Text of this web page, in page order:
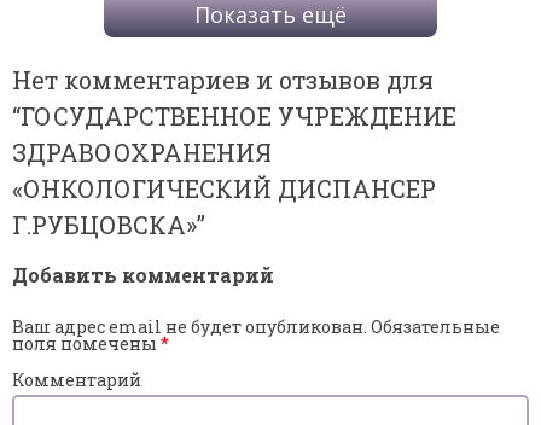
Показать ещё
Нет комментариев и отзывов для
“ГОСУДАРСТВЕННОЕ УЧРЕЖДЕНИЕ
ЗДРАВООХРАНЕНИЯ
«ОНКОЛОГИЧЕСКИЙ ДИСПАНСЕР
Г.РУБЦОВСКА»”
Добавить комментарий
Ваш адрес email не будет опубликован. Обязательные
поля помечены *
Комментарий